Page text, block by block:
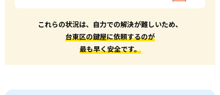
これらの状況は、自力での解決が難しいため、
台東区の鍵屋に依頼するのが
最も早く安全です。